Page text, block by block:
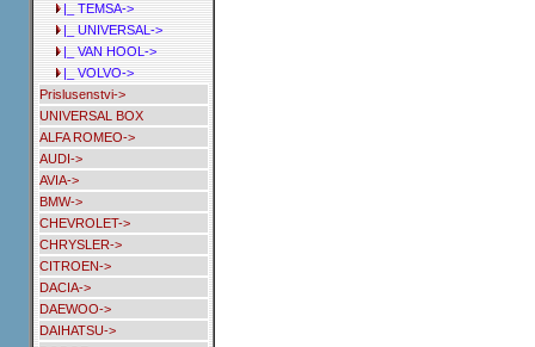
|_ TEMSA->
|_ UNIVERSAL->
|_ VAN HOOL->
|_ VOLVO->
Prislusenstvi->
UNIVERSAL BOX
ALFA ROMEO->
AUDI->
AVIA->
BMW->
CHEVROLET->
CHRYSLER->
CITROEN->
DACIA->
DAEWOO->
DAIHATSU->